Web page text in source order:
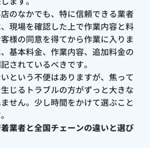
のなかでも、特に信頼できる業者
現場を確認した上で作業内容と料
様の同意を得てから作業に入りま
基本料金、作業内容、追加料金の
されているべきです。
という不便はありますが、焦って
じるトラブルの方がずっと大きな
せん。少し時間をかけて選ぶこと
業者と全国チェーンの違いと選び